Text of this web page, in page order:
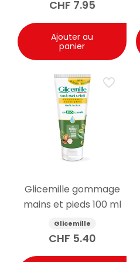
CHF 7.95
Ajouter au
panier
Glicemille gommage
mains et pieds 100 ml
Glicemille
CHF 5.40